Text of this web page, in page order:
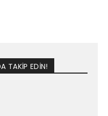
TAKİP EDİN!